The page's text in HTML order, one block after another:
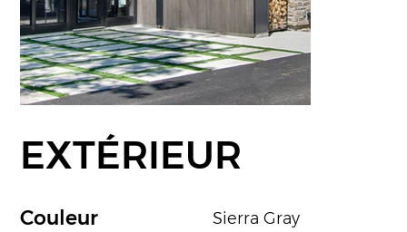
Couleur Sierra Gray
EXTÉRIEUR